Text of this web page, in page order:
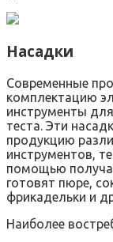
Насадки
Современные
комплектацию
инструменты
теста. Эти
продукцию
инструментов,
помощью
готовят пюре,
фрикадельки и
Наиболее